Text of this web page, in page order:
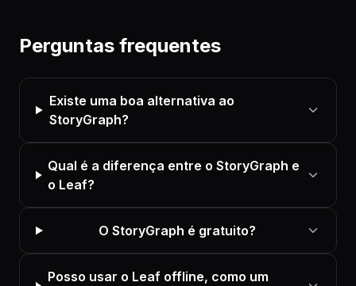
Perguntas frequentes
Existe uma boa alternativa ao
StoryGraph?
Qual é a diferença entre o StoryGraph e
o Leaf?
O StoryGraph é gratuito?
Posso usar o Leaf offline, como um